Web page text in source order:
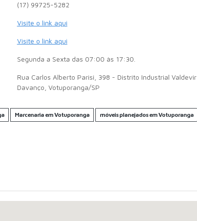
(17) 99725-5282
Visite o link aqui
Visite o link aqui
Segunda a Sexta das 07:00 às 17:30.
Rua Carlos Alberto Parisi, 398 - Distrito Industrial Valdevir
Davanço, Votuporanga/SP
Marcenaria em Votuporanga móveis planejados em Votuporanga